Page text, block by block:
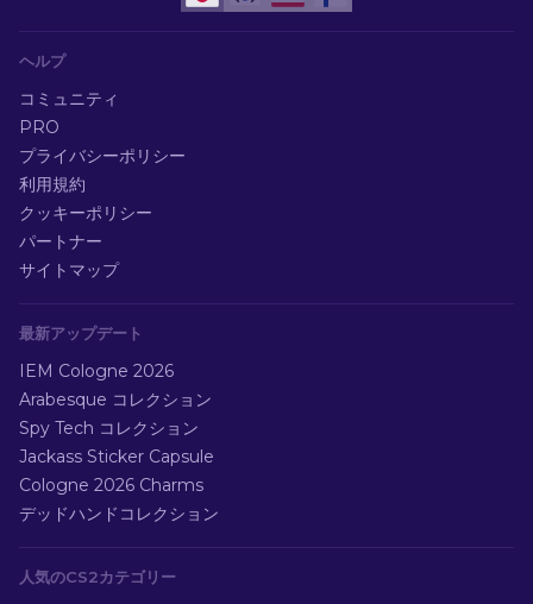
ヘルプ
コミュニティ
PRO
プライバシーポリシー
利用規約
クッキーポリシー
パートナー
サイトマップ
最新アップデート
IEM Cologne 2026
Arabesque コレクション
Spy Tech コレクション
Jackass Sticker Capsule
Cologne 2026 Charms
デッドハンドコレクション
人気のCS2カテゴリー